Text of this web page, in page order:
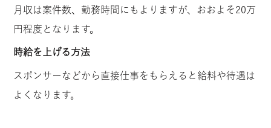
月収は案件数、勤務時間にもよりますが、おおよそ20万
円程度となります。
時給を上げる方法
スポンサーなどから直接仕事をもらえると給料や待遇は
よくなります。